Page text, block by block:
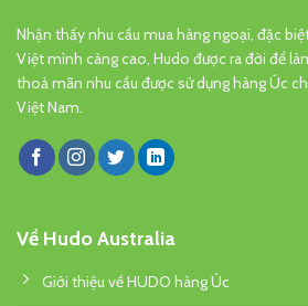
Nhận thấy nhu cầu mua hàng ngoại, đặc
Việt mình càng cao, Hudo được ra đời để
thoả mãn nhu cầu được sử dụng hàng Úc
Việt Nam.
Về Hudo Australia
Giới thiệu về HUDO hàng Úc